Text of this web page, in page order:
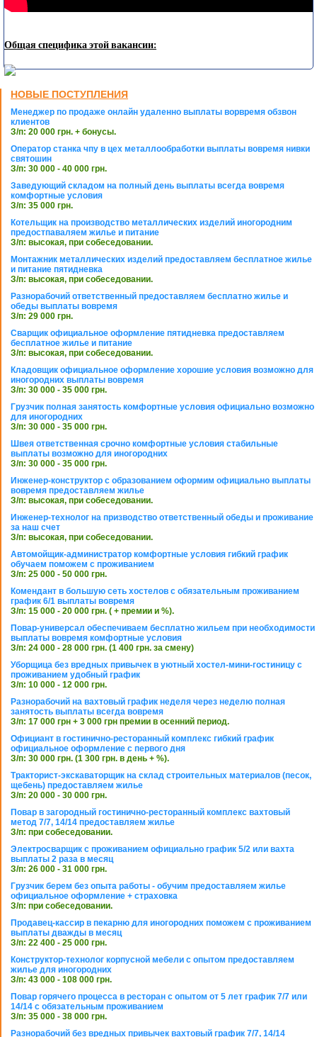
Общая специфика этой вакансии:
НОВЫЕ ПОСТУПЛЕНИЯ
Менеджер по продаже онлайн удаленно выплаты ворвремя обзвон
клиентов
З/п: 20 000 грн. + бонусы.
Оператор станка чпу в цех металлообработки выплаты вовремя нивки
святошин
З/п: 30 000 - 40 000 грн.
Заведующий складом на полный день выплаты всегда вовремя
комфортные условия
З/п: 35 000 грн.
Котельщик на производство металлических изделий иногородним
предостпаваляем жилье и питание
З/п: высокая, при собеседовании.
Монтажник металлических изделий предоставляем бесплатное жилье
и питание пятидневка
З/п: высокая, при собеседовании.
Разнорабочий ответственный предоставляем бесплатно жилье и
обеды выплаты вовремя
З/п: 29 000 грн.
Сварщик официальное оформление пятидневка предоставляем
бесплатное жилье и питание
З/п: высокая, при собеседовании.
Кладовщик официальное оформление хорошие условия возможно для
иногородних выплаты вовремя
З/п: 30 000 - 35 000 грн.
Грузчик полная занятость комфортные условия официально возможно
для иногородних
З/п: 30 000 - 35 000 грн.
Швея ответственная срочно комфортные условия стабильные
выплаты возможно для иногородних
З/п: 30 000 - 35 000 грн.
Инженер-конструктор с образованием оформим официально выплаты
вовремя предоставляем жилье
З/п: высокая, при собеседовании.
Инженер-технолог на призводство ответственный обеды и проживание
за наш счет
З/п: высокая, при собеседовании.
Автомойщик-администратор комфортные условия гибкий график
обучаем поможем с проживанием
З/п: 25 000 - 50 000 грн.
Комендант в большую сеть хостелов с обязательным проживанием
график 6/1 выплаты вовремя
З/п: 15 000 - 20 000 грн. ( + премии и %).
Повар-универсал обеспечиваем бесплатно жильем при необходимости
выплаты вовремя комфортные условия
З/п: 24 000 - 28 000 грн. (1 400 грн. за смену)
Уборщица без вредных привычек в уютный хостел-мини-гостиницу с
проживанием удобный график
З/п: 10 000 - 12 000 грн.
Разнорабочий на вахтовый график неделя через неделю полная
занятость выплаты всегда вовремя
З/п: 17 000 грн + 3 000 грн премии в осенний период.
Официант в гостинично-ресторанный комплекс гибкий график
официальное оформление с первого дня
З/п: 30 000 грн. (1 300 грн. в день + %).
Тракторист-экскаваторщик на склад строительных материалов (песок,
щебень) предоставляем жилье
З/п: 20 000 - 30 000 грн.
Повар в загородный гостинично-ресторанный комплекс вахтовый
метод 7/7, 14/14 предоставляем жилье
З/п: при собеседовании.
Электросварщик с проживанием официально график 5/2 или вахта
выплаты 2 раза в месяц
З/п: 26 000 - 31 000 грн.
Грузчик берем без опыта работы - обучим предоставляем жилье
официальное оформление + страховка
З/п: при собеседовании.
Продавец-кассир в пекарню для иногородних поможем с проживанием
выплаты дважды в месяц
З/п: 22 400 - 25 000 грн.
Конструктор-технолог корпусной мебели с опытом предоставляем
жилье для иногородних
З/п: 43 000 - 108 000 грн.
Повар горячего процесса в ресторан с опытом от 5 лет график 7/7 или
14/14 с обязательным проживанием
З/п: 35 000 - 38 000 грн.
Разнорабочий без вредных привычек вахтовый график 7/7, 14/14